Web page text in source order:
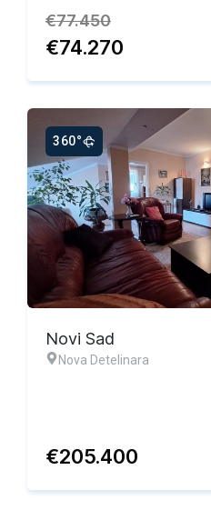
€77.450
€74.270
360°
Ekskluzivna ponuda
Novi Sad
Nova Detelinara
€205.400